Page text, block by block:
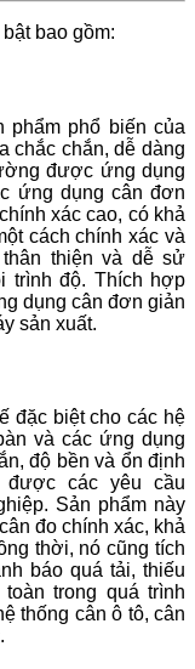
bao gồm:
phổ biến của
chắc chắn, dễ dàng
được ứng dụng
ứng dụng cân đơn
xác cao, có khả
cách chính xác và
thiện và dễ sử
trình độ. Thích hợp
dụng cân đơn giản
sản xuất.
biệt cho các hệ
và các ứng dụng
độ bền và ổn định
được các yêu cầu
Sản phẩm này
đo chính xác, khả
thời, nó cũng tích
báo quá tải, thiếu
trong quá trình
thống cân ô tô, cân